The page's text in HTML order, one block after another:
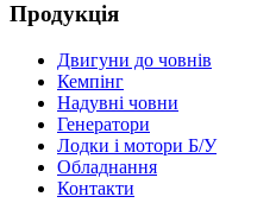
Продукція
Двигуни до човнів
Кемпінг
Надувні човни
Генератори
Лодки і мотори Б/У
Обладнання
Контакти